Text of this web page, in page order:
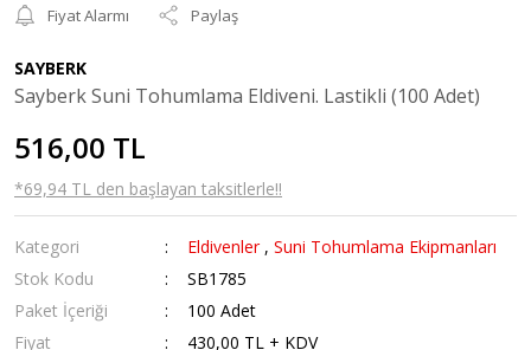
Fiyat Alarmı
Paylaş
SAYBERK
Sayberk Suni Tohumlama Eldiveni. Lastikli (100 Adet)
516,00 TL
*69,94 TL den başlayan taksitlerle!!
Kategori Eldivenler ,Suni Tohumlama Ekipmanları
Stok Kodu
SB1785
Paket İçeriği
100 Adet
Fiyat
430,00 TL + KDV